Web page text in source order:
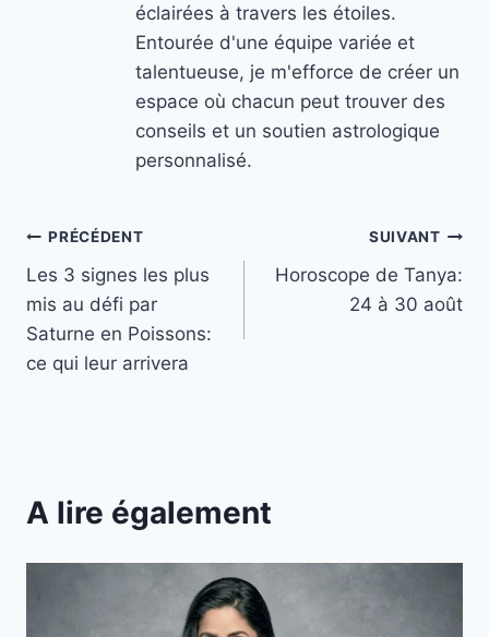
éclairées à travers les étoiles.
Entourée d'une équipe variée et
talentueuse, je m'efforce de créer un
espace où chacun peut trouver des
conseils et un soutien astrologique
personnalisé.
Navigation
de
l’article
PRÉCÉDENT
Les 3 signes les plus
mis au défi par
Saturne en Poissons:
ce qui leur arrivera
SUIVANT
Horoscope de Tanya:
24 à 30 août
A lire également